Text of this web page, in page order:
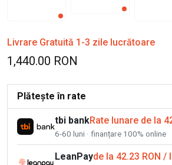
Livrare Gratuită 1-3 zile lucrătoare
1,440.00 RON
Plătește în rate
tbi bankRate lunare de la
6-60 luni · finanțare 100% online
LeanPayde la 42.23 RON /